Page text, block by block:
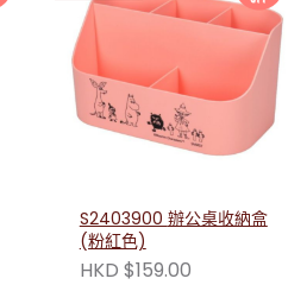
S2403900 辦公桌收納盒
(粉紅色)
HKD $159.00